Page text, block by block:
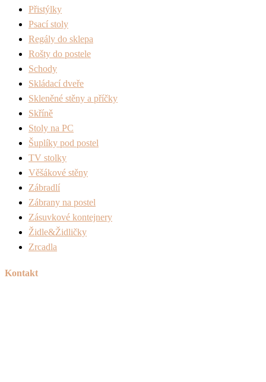
Přistýlky
Psací stoly
Regály do sklepa
Rošty do postele
Schody
Skládací dveře
Skleněné stěny a příčky
Skříně
Stoly na PC
Šuplíky pod postel
TV stolky
Věšákové stěny
Zábradlí
Zábrany na postel
Zásuvkové kontejnery
Židle&Židličky
Zrcadla
Kontakt